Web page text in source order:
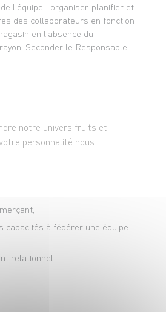
l'équipe : organiser, planifier et
des collaborateurs en fonction
en l'absence du
Seconder le Responsable
notre univers fruits et
personnalité nous
capacités à fédérer une équipe
relationnel.